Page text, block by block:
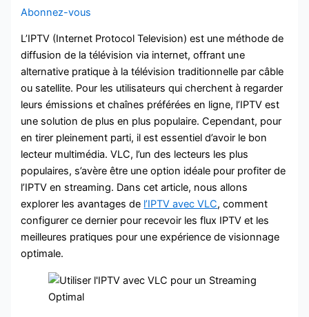
Abonnez-vous
L’IPTV (Internet Protocol Television) est une méthode de
diffusion de la télévision via internet, offrant une
alternative pratique à la télévision traditionnelle par câble
ou satellite. Pour les utilisateurs qui cherchent à regarder
leurs émissions et chaînes préférées en ligne, l’IPTV est
une solution de plus en plus populaire. Cependant, pour
en tirer pleinement parti, il est essentiel d’avoir le bon
lecteur multimédia. VLC, l’un des lecteurs les plus
populaires, s’avère être une option idéale pour profiter de
l’IPTV en streaming. Dans cet article, nous allons
explorer les avantages de l’IPTV avec VLC, comment
configurer ce dernier pour recevoir les flux IPTV et les
meilleures pratiques pour une expérience de visionnage
optimale.